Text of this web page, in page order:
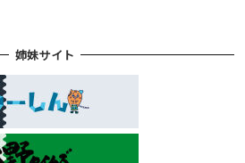
姉妹サイト